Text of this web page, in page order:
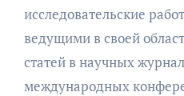
исследовательские
ведущими в своей
статей в научных
международных